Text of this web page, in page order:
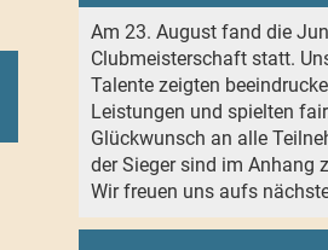
Am 23. August fand die
Clubmeisterschaft statt.
Talente zeigten
Leistungen und spielten
Glückwunsch an alle
der Sieger sind im Anhang
Wir freuen uns aufs